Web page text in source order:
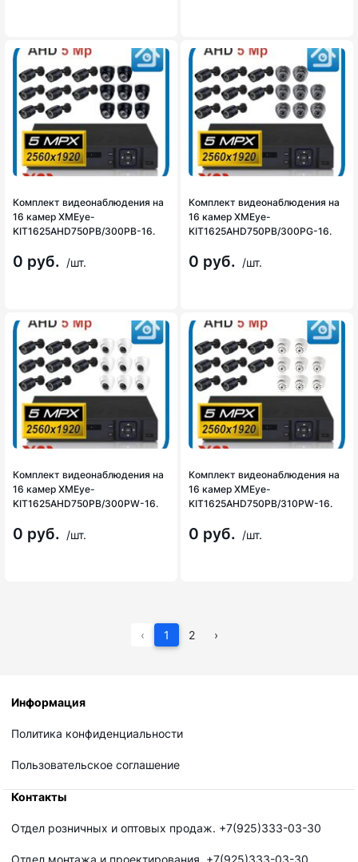
Комплект видеонаблюдения на
16 камер XMEye-
KIT1625AHD750PB/300PB-16.
0 руб. /шт.
Комплект видеонаблюдения на
16 камер XMEye-
KIT1625AHD750PB/300PG-16.
0 руб. /шт.
Комплект видеонаблюдения на
16 камер XMEye-
KIT1625AHD750PB/300PW-16.
0 руб. /шт.
Комплект видеонаблюдения на
16 камер XMEye-
KIT1625AHD750PB/310PW-16.
0 руб. /шт.
‹ 1 2 ›
Информация
Политика конфиденциальности
Пользовательское соглашение
Контакты
Отдел розничных и оптовых продаж. +7(925)333-03-30
Отдел монтажа и проектирования. +7(925)333-03-30